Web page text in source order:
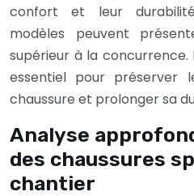
confort et leur
modèles peuvent
supérieur à la concurrence.
essentiel pour préserver
chaussure et prolonger sa
Analyse
des chaussures
chantier